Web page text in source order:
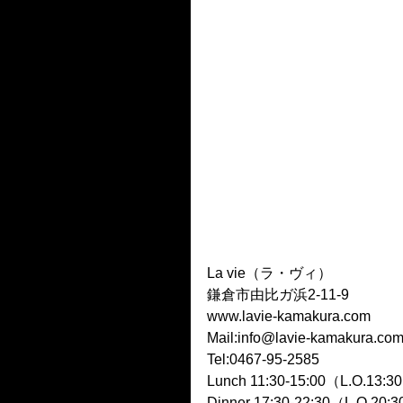
La vie（ラ・ヴィ）
鎌倉市由比ガ浜2-11-9
www.lavie-kamakura.com
Mail:info@lavie-kamakura.com
Tel:0467-95-2585
Lunch 11:30-15:00（L.O.13:30